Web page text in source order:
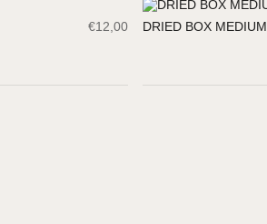
€12,00 DRIED BOX MEDIUM